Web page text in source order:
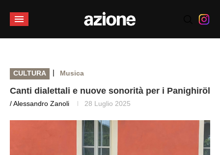
CULTURA | Musica
Canti dialettali e nuove sonorità per i Panighiröl
/ Alessandro Zanoli 28 Luglio 2025